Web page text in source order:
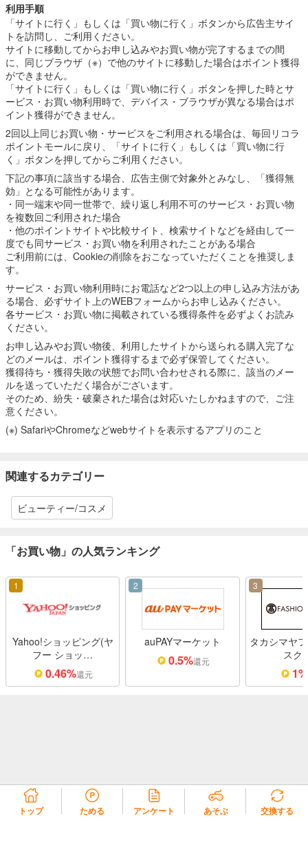
利用手順
「サイトに行く」もしくは「買い物に行く」ボタンから広告主サイ
トを訪問し、ご利用ください。
サイトに移動してからお申し込みやお買い物が完了するまでの間
に、同じブラウザ（※）で他のサイトに移動した場合はポイント獲得
ができません。
「サイトに行く」もしくは「買い物に行く」ボタンを押した時とサ
ービス・お買い物利用時で、デバイス・ブラウザが異なる場合はポ
イント獲得ができません。
2回以上同じお買い物・サービスをご利用される場合は、毎回リコラ
ポイントモールに戻り、「サイトに行く」もしくは「買い物に行
く」ボタンを押してからご利用ください。
下記の事項に該当する場合、広告主側で対象外とみなし、「獲得無
効」となる可能性があります。
・同一端末や同一世帯で、繰り返し利用不可のサービス・お買い物
を複数回ご利用された場合
・他のポイントサイトや比較サイト、検索サイトなどを経由して一
度でも同サービス・お買い物を利用されたことがある場合
ご利用前には、Cookieの削除をおこなっていただくことを推奨しま
す。
サービス・お買い物利用時にお電話など2つ以上の申し込み方法があ
る場合、必ずサイト上のWEBフォームからお申し込みください。
各サービス・お買い物に掲載されている獲得条件を必ずよくお読み
ください。
お申し込みやお買い物後、利用したサイトから送られる購入完了な
どのメールは、ポイント獲得するまで必ず保管してください。
獲得待ち・獲得失敗の状態でお問い合わせされる際に、該当のメー
ルを送っていただく場合がございます。
そのため、紛失・破棄された場合は対応いたしかねますので、ご注
意ください。
(※) SafariやChromeなどwebサイトを表示するアプリのこと
関連するカテゴリー
ビューティー/コスメ
「お買い物」の人気ランキング
1
Yahoo!ショッピング(ヤ
フー ショッ…
0.46%還元
2
auPAYマーケット
0.5%還元
3
タカシマヤ
スク
1%
トップ ためる アンケート あそぶ 交換する